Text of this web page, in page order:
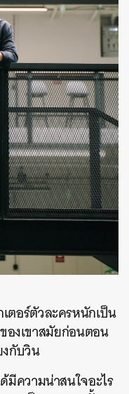
ตอร์ตัวละครหนักเป็น
องเขาสมัยก่อนตอน
กับวิน
มีความน่าสนใจอะไร